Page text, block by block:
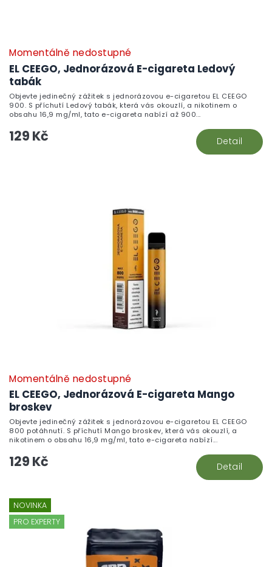
EL CEEGO, Jednorázová E-cigareta Ledový
tabák
Momentálně nedostupné
129 Kč Detail
Objevte jedinečný zážitek s jednorázovou e-cigaretou EL CEEGO
900. S příchutí Ledový tabák, která vás okouzlí, a nikotinem o
obsahu 16,9 mg/ml, tato e-cigareta nabízí až 900...
EL CEEGO, Jednorázová E-cigareta Mango
broskev
Momentálně nedostupné
129 Kč Detail
Objevte jedinečný zážitek s jednorázovou e-cigaretou EL CEEGO
800 potáhnutí. S příchutí Mango broskev, která vás okouzlí, a
nikotinem o obsahu 16,9 mg/ml, tato e-cigareta nabízí...
NOVINKA
PRO EXPERTY